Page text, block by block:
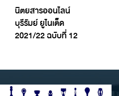
นิตยสารออนไลน์
บุรีรัมย์ ยูไนเต็ด
2021/22 ฉบับที่ 12